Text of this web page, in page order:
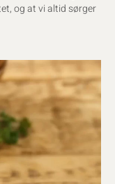
og at vi altid sørger